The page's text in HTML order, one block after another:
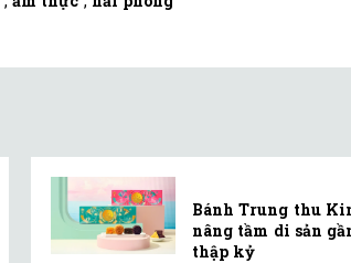
Bánh Trung thu
nâng tầm di sản
thập kỷ